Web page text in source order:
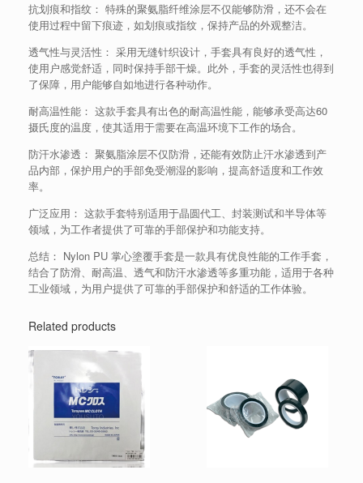
抗划痕和指纹： 特殊的聚氨脂纤维涂层不仅能够防滑，还不会在
使用过程中留下痕迹，如划痕或指纹，保持产品的外观整洁。
透气性与灵活性： 采用无缝针织设计，手套具有良好的透气性，
使用户感觉舒适，同时保持手部干燥。此外，手套的灵活性也得到
了保障，用户能够自如地进行各种动作。
耐高温性能： 这款手套具有出色的耐高温性能，能够承受高达60
摄氏度的温度，使其适用于需要在高温环境下工作的场合。
防汗水渗透： 聚氨脂涂层不仅防滑，还能有效防止汗水渗透到产
品内部，保护用户的手部免受潮湿的影响，提高舒适度和工作效
率。
广泛应用： 这款手套特别适用于晶圆代工、封装测试和半导体等
领域，为工作者提供了可靠的手部保护和功能支持。
总结： Nylon PU 掌心塗覆手套是一款具有优良性能的工作手套，
结合了防滑、耐高温、透气和防汗水渗透等多重功能，适用于各种
工业领域，为用户提供了可靠的手部保护和舒适的工作体验。
Related products